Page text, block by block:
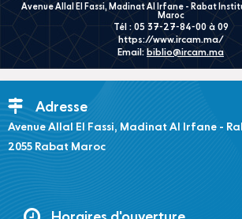
Avenue Allal El Fassi, Madinat Al Irfane - Rabat
Maroc
Tél : 05 37-27-84-00 à 09
https://www.ircam.ma/
Email: biblio@ircam.ma
Adresse
Avenue Allal El Fassi, Madinat Al Irfane -
2055 Rabat Maroc